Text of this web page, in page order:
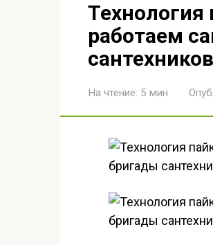
работаем
сантехников
На чтение: 5 мин